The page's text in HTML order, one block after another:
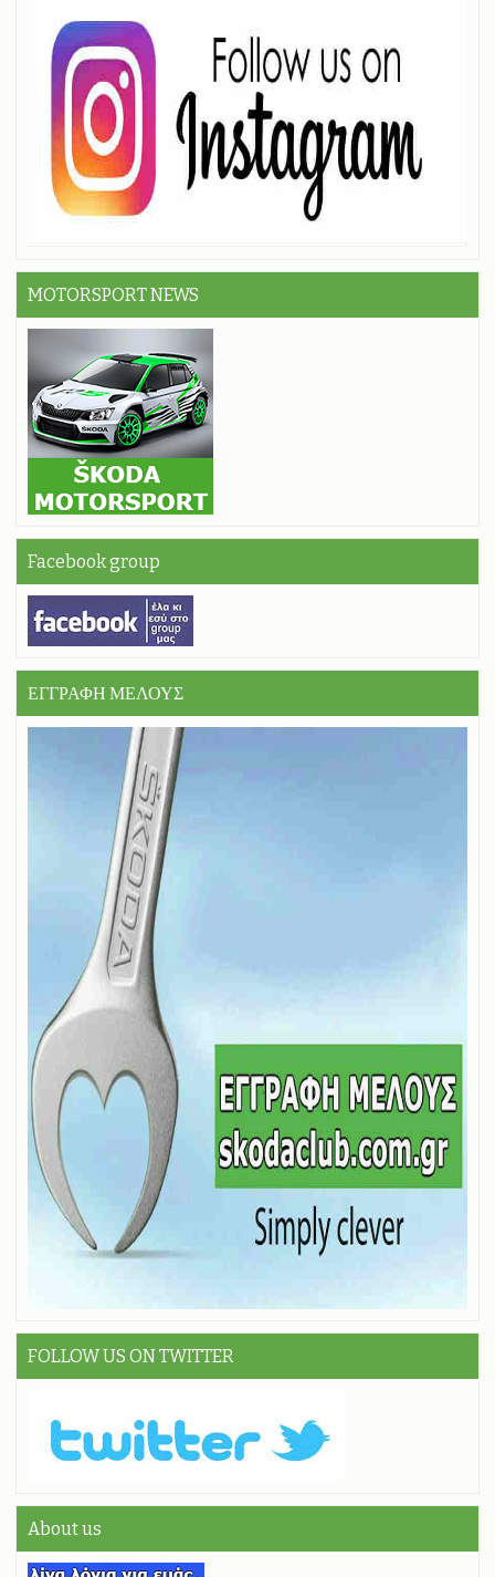
MOTORSPORT NEWS
Facebook group
ΕΓΓΡΑΦΗ ΜΕΛΟΥΣ
FOLLOW US ON TWITTER
About us